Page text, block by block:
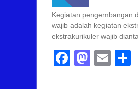
Kegiatan pengembangan
wajib adalah kegiatan
ekstrakurikuler wajib
Facebook